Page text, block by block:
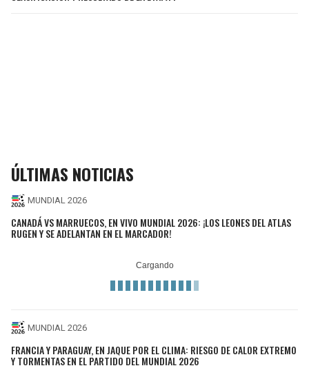
ÚLTIMAS NOTICIAS
MUNDIAL 2026
CANADÁ VS MARRUECOS, EN VIVO MUNDIAL 2026: ¡LOS LEONES DEL ATLAS
RUGEN Y SE ADELANTAN EN EL MARCADOR!
MUNDIAL 2026
FRANCIA Y PARAGUAY, EN JAQUE POR EL CLIMA: RIESGO DE CALOR EXTREMO
Y TORMENTAS EN EL PARTIDO DEL MUNDIAL 2026